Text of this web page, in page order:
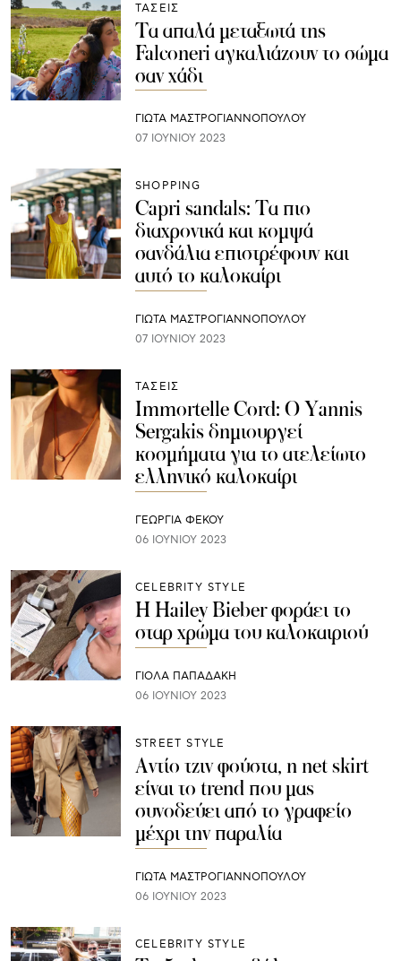
ΤΑΣΕΙΣ
Τα απαλά μεταξωτά της
Falconeri αγκαλιάζουν το σώμα
σαν χάδι
ΓΙΩΤΑ ΜΑΣΤΡΟΓΙΑΝΝΟΠΟΥΛΟΥ
07 ΙΟΥΝΊΟΥ 2023
SHOPPING
Capri sandals: Τα πιο
διαχρονικά και κομψά
σανδάλια επιστρέφουν και
αυτό το καλοκαίρι
ΓΙΩΤΑ ΜΑΣΤΡΟΓΙΑΝΝΟΠΟΥΛΟΥ
07 ΙΟΥΝΊΟΥ 2023
ΤΑΣΕΙΣ
Immortelle Cord: Ο Yannis
Sergakis δημιουργεί
κοσμήματα για το ατελείωτο
ελληνικό καλοκαίρι
ΓΕΩΡΓΙΑ ΦΕΚΟΥ
06 ΙΟΥΝΊΟΥ 2023
CELEBRITY STYLE
Η Hailey Bieber φοράει το
σταρ χρώμα του καλοκαιριού
ΓΙΌΛΑ ΠΑΠΑΔΆΚΗ
06 ΙΟΥΝΊΟΥ 2023
STREET STYLE
Αντίο τζιν φούστα, η net skirt
είναι το trend που μας
συνοδεύει από το γραφείο
μέχρι την παραλία
ΓΙΩΤΑ ΜΑΣΤΡΟΓΙΑΝΝΟΠΟΥΛΟΥ
06 ΙΟΥΝΊΟΥ 2023
CELEBRITY STYLE